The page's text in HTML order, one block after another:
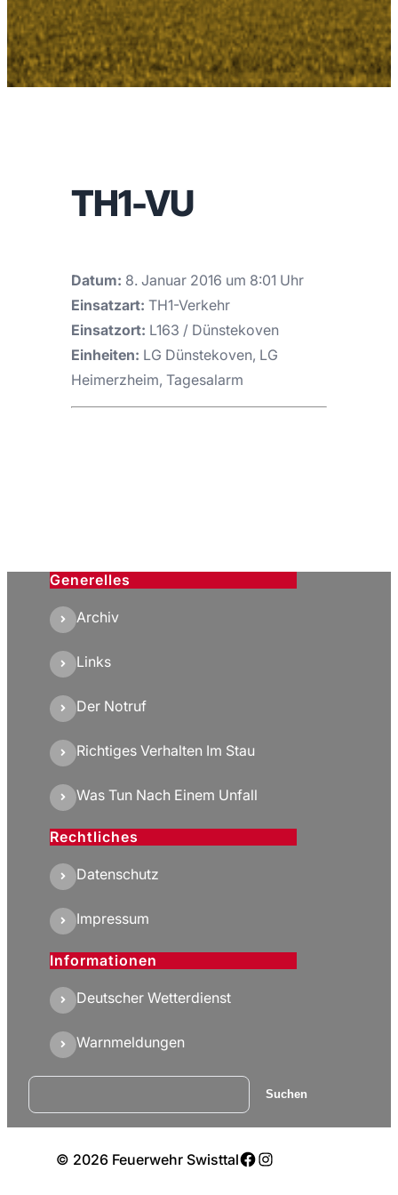
TH1-VU
Datum: 8. Januar 2016 um 8:01 Uhr
Einsatzart: TH1-Verkehr
Einsatzort: L163 / Dünstekoven
Einheiten: LG Dünstekoven, LG
Heimerzheim, Tagesalarm
Generelles
Archiv
Links
Der Notruf
Richtiges Verhalten Im Stau
Was Tun Nach Einem Unfall
Rechtliches
Datenschutz
Impressum
Informationen
Deutscher Wetterdienst
Warnmeldungen
Suchen Suchen
© 2026 Feuerwehr SwisttalFacebook
Instagram